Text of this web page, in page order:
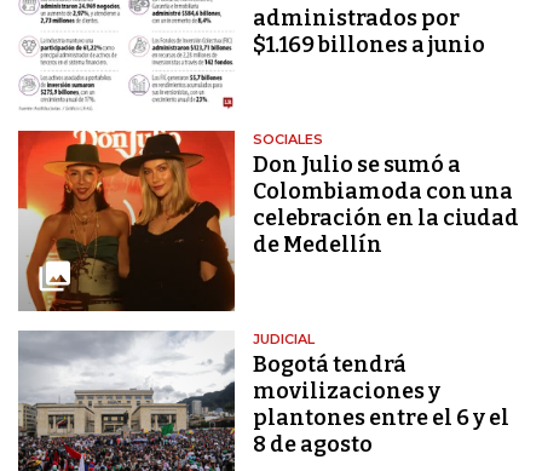
administrados por
$1.169 billones a junio
SOCIALES
Don Julio se sumó a
Colombiamoda con una
celebración en la ciudad
de Medellín
JUDICIAL
Bogotá tendrá
movilizaciones y
plantones entre el 6 y el
8 de agosto